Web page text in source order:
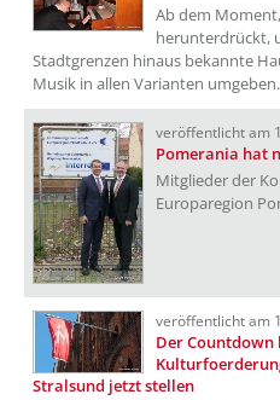
Ab dem
herunterdrückt,
Stadtgrenzen hinaus bekannte
Musik in allen Varianten umgeben.
veröffentlicht am
Pomerania hat
Mitglieder der
Europaregion
veröffentlicht am
Der
Stralsund jetzt stellen